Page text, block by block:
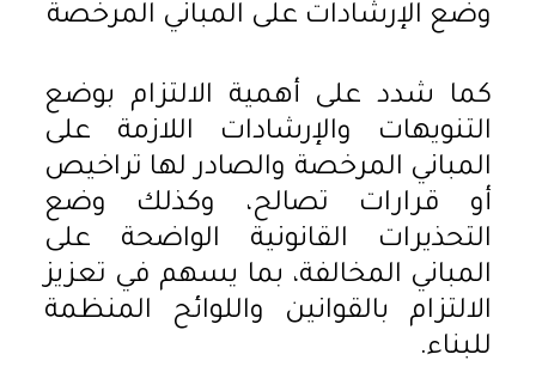
وضع الإرشادات على المباني المرخصة
كما شدد على أهمية الالتزام بوضع
التنويهات والإرشادات اللازمة على
المباني المرخصة والصادر لها تراخيص
أو قرارات تصالح، وكذلك وضع
التحذيرات القانونية الواضحة على
المباني المخالفة، بما يسهم في تعزيز
الالتزام بالقوانين واللوائح المنظمة
للبناء.